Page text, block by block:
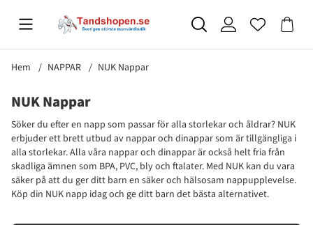
Hem NAPPAR NUK Nappar
NUK Nappar
Söker du efter en napp som passar för alla storlekar och åldrar? NUK
erbjuder ett brett utbud av nappar och dinappar som är tillgängliga i
alla storlekar. Alla våra nappar och dinappar är också helt fria från
skadliga ämnen som BPA, PVC, bly och ftalater. Med NUK kan du vara
säker på att du ger ditt barn en säker och hälsosam nappupplevelse.
Köp din NUK napp idag och ge ditt barn det bästa alternativet.